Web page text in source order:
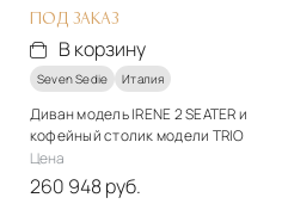
ПОД ЗАКАЗ
В корзину
Seven Sedie Италия
Диван модель IRENE 2 SEATER и
кофейный столик модели TRIO
Цена
260 948 руб.